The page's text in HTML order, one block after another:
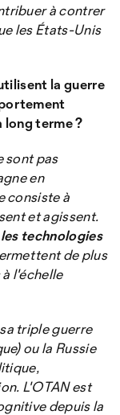
à contrer
les États-Unis
la guerre
terme ?
sont pas
en
consiste à
et agissent.
technologies
de plus
l'échelle
triple guerre
ou la Russie
L'OTAN est
depuis la